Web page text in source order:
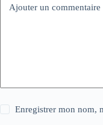
Ajouter un commentaire
Enregistrer mon nom,